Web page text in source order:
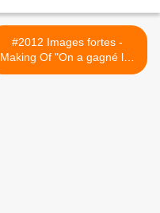
#2012 Images fortes -
Making Of "On a gagné les
élections..." - Dédicace au